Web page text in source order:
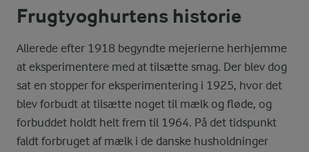
Frugtyoghurtens historie
Allerede efter 1918 begyndte mejerierne herhjemme
at eksperimentere med at tilsætte smag. Der blev dog
sat en stopper for eksperimentering i 1925, hvor det
blev forbudt at tilsætte noget til mælk og fløde, og
forbuddet holdt helt frem til 1964. På det tidspunkt
faldt forbruget af mælk i de danske husholdninger